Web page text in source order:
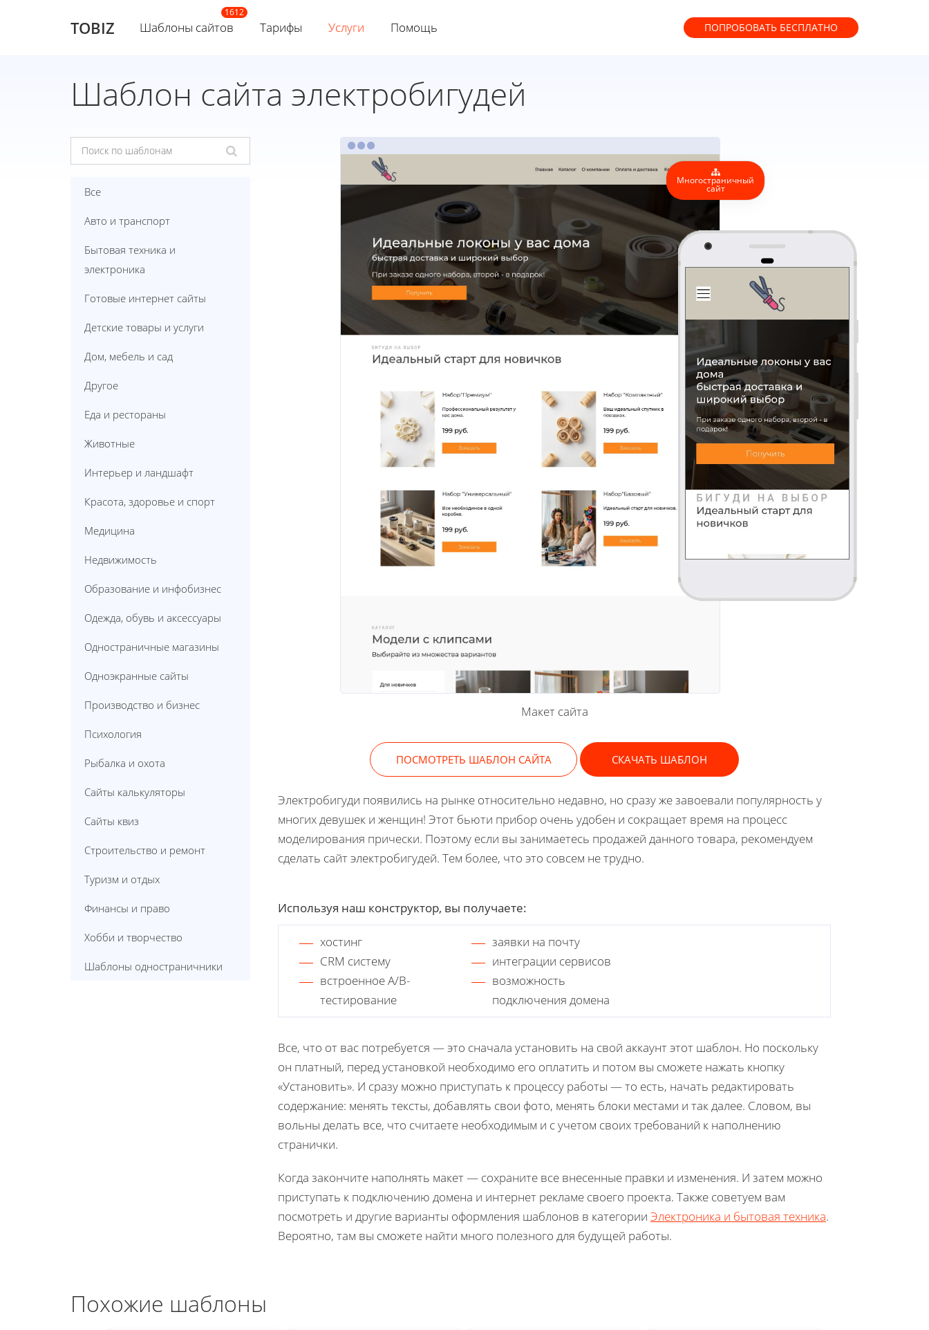
TOBIZ Шаблоны сайтов Тарифы Услуги Помощь ПОПРОБОВАТЬ БЕСПЛАТНО
Шаблон сайта электробигудей
Все
Авто и транспорт
Бытовая техника и
электроника
Готовые интернет сайты
Детские товары и услуги
Дом, мебель и сад
Другое
Еда и рестораны
Животные
Интерьер и ландшафт
Красота, здоровье и спорт
Медицина
Недвижимость
Образование и инфобизнес
Одежда, обувь и аксессуары
Одностраничные магазины
Одноэкранные сайты
Производство и бизнес
Психология
Рыбалка и охота
Сайты калькуляторы
Сайты квиз
Строительство и ремонт
Туризм и отдых
Финансы и право
Хобби и творчество
Шаблоны одностраничники
Многостраничный
сайт
Макет сайта
ПОСМОТРЕТЬ ШАБЛОН САЙТА СКАЧАТЬ ШАБЛОН
Электробигуди появились на рынке относительно недавно, но сразу же завоевали популярность у
многих девушек и женщин! Этот бьюти прибор очень удобен и сокращает время на процесс
моделирования прически. Поэтому если вы занимаетесь продажей данного товара, рекомендуем
сделать сайт электробигудей. Тем более, что это совсем не трудно.
Используя наш конструктор, вы получаете:
хостинг
заявки на почту
CRM систему
интеграции сервисов
встроенное A/B-
тестирование
возможность
подключения домена
Все, что от вас потребуется — это сначала установить на свой аккаунт этот шаблон. Но поскольку
он платный, перед установкой необходимо его оплатить и потом вы сможете нажать кнопку
«Установить». И сразу можно приступать к процессу работы — то есть, начать редактировать
содержание: менять тексты, добавлять свои фото, менять блоки местами и так далее. Словом, вы
вольны делать все, что считаете необходимым и с учетом своих требований к наполнению
странички.
Когда закончите наполнять макет — сохраните все внесенные правки и изменения. И затем можно
приступать к подключению домена и интернет рекламе своего проекта. Также советуем вам
посмотреть и другие варианты оформления шаблонов в категории Электроника и бытовая техника.
Вероятно, там вы сможете найти много полезного для будущей работы.
Похожие шаблоны